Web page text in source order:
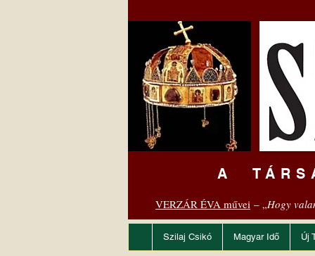
A
VERZÁR ÉVA művei – „Hogy
Szilaj Csikó Magyar Idő Új